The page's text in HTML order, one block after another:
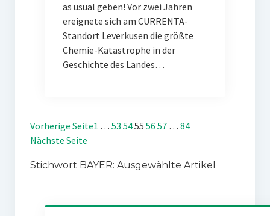
as usual geben! Vor zwei Jahren
ereignete sich am CURRENTA-
Standort Leverkusen die größte
Chemie-Katastrophe in der
Geschichte des Landes…
Vorherige Seite1 … 53 5455 56 57 … 84
Nächste Seite
Stichwort BAYER: Ausgewählte Artikel